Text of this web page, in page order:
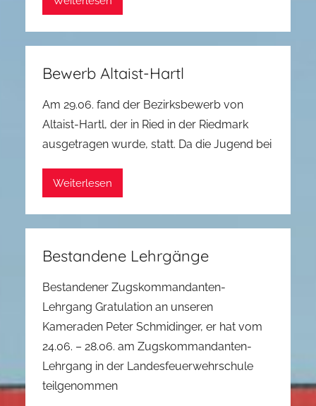
Bewerb Altaist-Hartl
Am 29.06. fand der Bezirksbewerb von
Altaist-Hartl, der in Ried in der Riedmark
ausgetragen wurde, statt. Da die Jugend bei
Weiterlesen
Bestandene Lehrgänge
Bestandener Zugskommandanten-
Lehrgang Gratulation an unseren
Kameraden Peter Schmidinger, er hat vom
24.06. – 28.06. am Zugskommandanten-
Lehrgang in der Landesfeuerwehrschule
teilgenommen